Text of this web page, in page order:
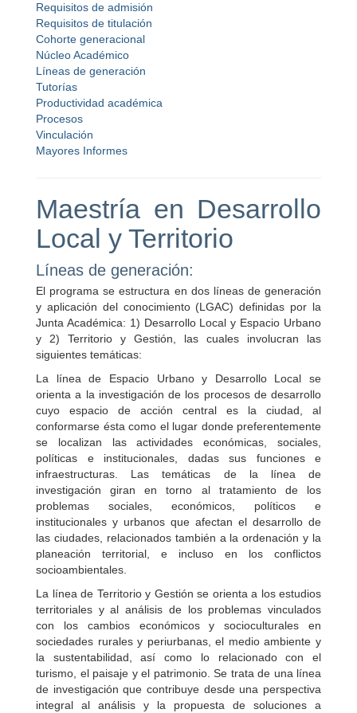
Maestría en Desarrollo
Local y Territorio
Líneas de generación:
El programa se estructura en dos líneas de generación
y aplicación del conocimiento (LGAC) definidas por la
Junta Académica: 1) Desarrollo Local y Espacio Urbano
y 2) Territorio y Gestión, las cuales involucran las
siguientes temáticas:
La línea de Espacio Urbano y Desarrollo Local se
orienta a la investigación de los procesos de desarrollo
cuyo espacio de acción central es la ciudad, al
conformarse ésta como el lugar donde preferentemente
se localizan las actividades económicas, sociales,
políticas e institucionales, dadas sus funciones e
infraestructuras. Las temáticas de la línea de
investigación giran en torno al tratamiento de los
problemas sociales, económicos, políticos e
institucionales y urbanos que afectan el desarrollo de
las ciudades, relacionados también a la ordenación y la
planeación territorial, e incluso en los conflictos
socioambientales.
La línea de Territorio y Gestión se orienta a los estudios
territoriales y al análisis de los problemas vinculados
con los cambios económicos y socioculturales en
sociedades rurales y periurbanas, el medio ambiente y
la sustentabilidad, así como lo relacionado con el
turismo, el paisaje y el patrimonio. Se trata de una línea
de investigación que contribuye desde una perspectiva
integral al análisis y la propuesta de soluciones a
Requisitos de admisión
Requisitos de titulación
Cohorte generacional
Núcleo Académico
Líneas de generación
Tutorías
Productividad académica
Procesos
Vinculación
Mayores Informes